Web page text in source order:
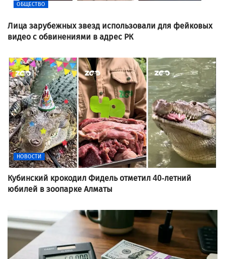
ОБЩЕСТВО
Лица зарубежных звезд использовали для фейковых
видео с обвинениями в адрес РК
НОВОСТИ
Кубинский крокодил Фидель отметил 40-летний
юбилей в зоопарке Алматы